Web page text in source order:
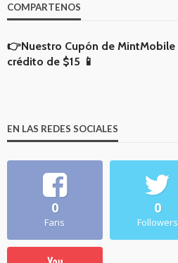
COMPARTENOS
👉Nuestro Cupón de MintMobile
crédito de $15 📱
EN LAS REDES SOCIALES
0
Fans
0
Followers